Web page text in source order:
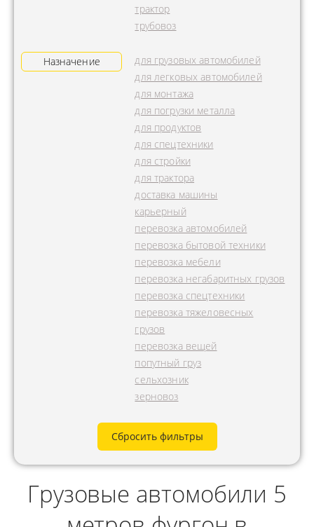
трактор
трубовоз
Назначение
для грузовых автомобилей
для легковых автомобилей
для монтажа
для погрузки металла
для продуктов
для спецтехники
для стройки
для трактора
доставка машины
карьерный
перевозка автомобилей
перевозка бытовой техники
перевозка мебели
перевозка негабаритных грузов
перевозка спецтехники
перевозка тяжеловесных
грузов
перевозка вещей
попутный груз
сельхозник
зерновоз
Сбросить фильтры
Грузовые автомобили 5